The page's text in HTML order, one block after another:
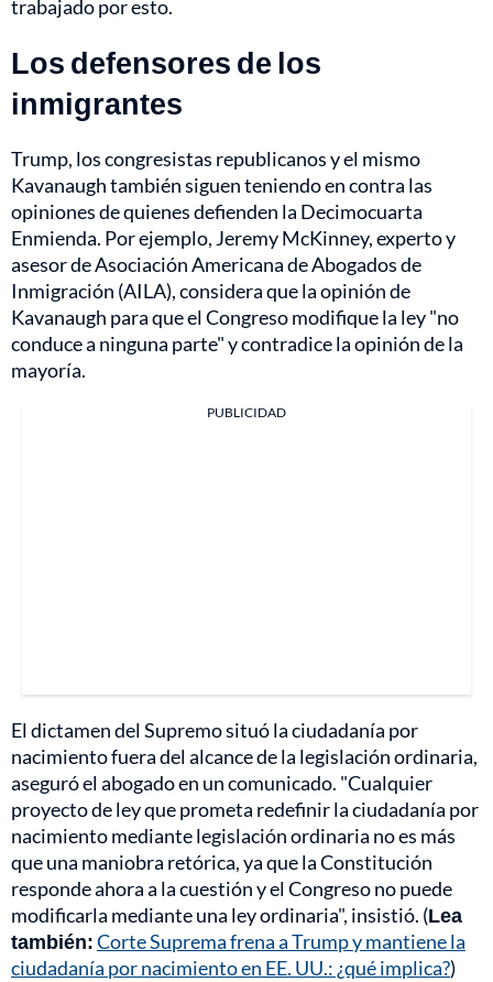
trabajado por esto.
Los defensores de los
inmigrantes
Trump, los congresistas republicanos y el mismo
Kavanaugh también siguen teniendo en contra las
opiniones de quienes defienden la Decimocuarta
Enmienda. Por ejemplo, Jeremy McKinney, experto y
asesor de Asociación Americana de Abogados de
Inmigración (AILA), considera que la opinión de
Kavanaugh para que el Congreso modifique la ley "no
conduce a ninguna parte" y contradice la opinión de la
mayoría.
PUBLICIDAD
El dictamen del Supremo situó la ciudadanía por
nacimiento fuera del alcance de la legislación ordinaria,
aseguró el abogado en un comunicado. "Cualquier
proyecto de ley que prometa redefinir la ciudadanía por
nacimiento mediante legislación ordinaria no es más
que una maniobra retórica, ya que la Constitución
responde ahora a la cuestión y el Congreso no puede
modificarla mediante una ley ordinaria", insistió. (Lea
también:Corte Suprema frena a Trump y mantiene la
ciudadanía por nacimiento en EE. UU.: ¿qué implica?)